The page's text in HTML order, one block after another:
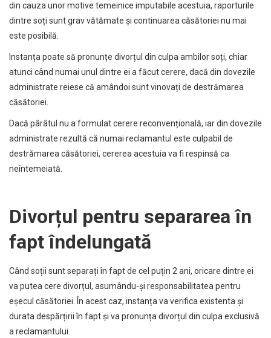
din cauza unor motive temeinice imputabile acestuia, raporturile
dintre soți sunt grav vătămate și continuarea căsătoriei nu mai
este posibilă.
Instanța poate să pronunțe divorțul din culpa ambilor soți, chiar
atunci când numai unul dintre ei a făcut cerere, dacă din dovezile
administrate reiese că amândoi sunt vinovați de destrămarea
căsătoriei.
Dacă pârâtul nu a formulat cerere reconvențională, iar din dovezile
administrate rezultă că numai reclamantul este culpabil de
destrămarea căsătoriei, cererea acestuia va fi respinsă ca
neîntemeiată.
Divorțul pentru separarea în
fapt îndelungată
Când soții sunt separați în fapt de cel puțin 2 ani, oricare dintre ei
va putea cere divorțul, asumându-și responsabilitatea pentru
eșecul căsătoriei. În acest caz, instanța va verifica existenta și
durata despărțirii în fapt și va pronunța divorțul din culpa exclusivă
a reclamantului.